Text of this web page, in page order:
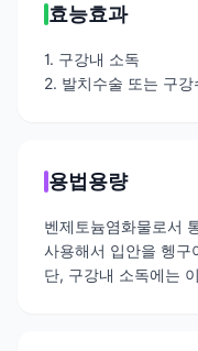
효능효과
1. 구강내 소독
2. 발치수술 또는 구강
용법용량
벤제토늄염화물로서
사용해서 입안을 헹구
단, 구강내 소독에는